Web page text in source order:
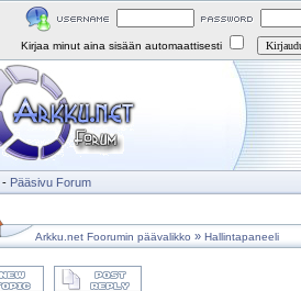
Kirjaa minut aina sisään automaattisesti
- Pääsivu Forum
Arkku.net Foorumin päävalikko » Hallintapaneeli